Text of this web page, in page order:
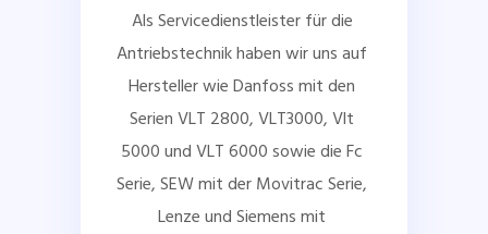
Als Servicedienstleister für die
Antriebstechnik haben wir uns auf
Hersteller wie Danfoss mit den
Serien VLT 2800, VLT3000, Vlt
5000 und VLT 6000 sowie die Fc
Serie, SEW mit der Movitrac Serie,
Lenze und Siemens mit